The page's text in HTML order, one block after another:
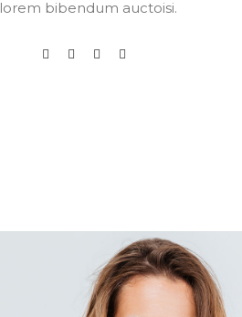
lorem bibendum auctoisi.